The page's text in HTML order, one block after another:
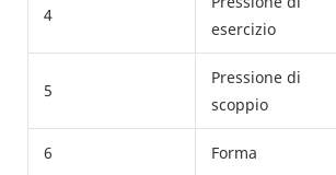
4
esercizio
5
Pressione di
scoppio
6 Forma